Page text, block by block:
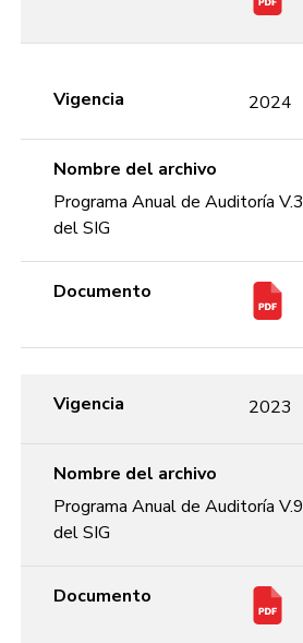
Vigencia 2024
Nombre del archivo
Programa Anual de Auditoría V.3
del SIG
Documento
Vigencia 2023
Nombre del archivo
Programa Anual de Auditoría V.9
del SIG
Documento